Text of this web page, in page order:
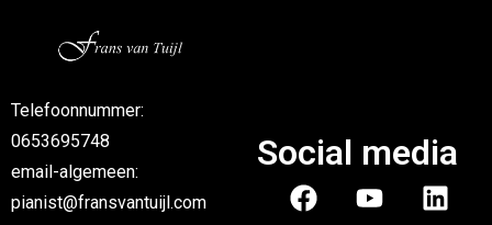
Telefoonnummer:
0653695748
email-algemeen:
pianist@fransvantuijl.com
Social media